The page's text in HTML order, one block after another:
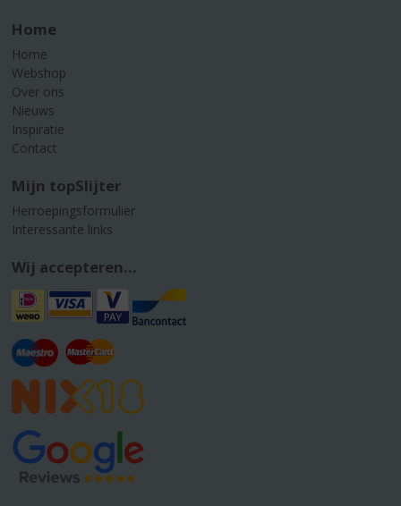
Home
Home
Webshop
Over ons
Nieuws
Inspiratie
Contact
Mijn topSlijter
Herroepingsformulier
Interessante links
Wij accepteren...